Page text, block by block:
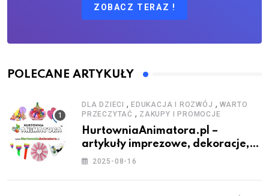
ZOBACZ TERAZ !
POLECANE ARTYKUŁY
DLA DZIECI , EDUKACJA I ROZWÓJ , WARTO
PRZECZYTAĆ , ZAKUPY I PROMOCJE
HurtowniaAnimatora.pl –
artykuły imprezowe, dekoracje,
stroje i akcesoria dla animatorów
2025-08-16